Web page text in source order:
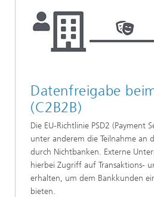
Datenfreigabe
(C2B2B)
Die EU-Richtlinie PSD2 (Payment
unter anderem die Teilnahme an
durch Nichtbanken. Externe
hierbei Zugriff auf Transaktions-
erhalten, um dem Bankkunden
bieten.